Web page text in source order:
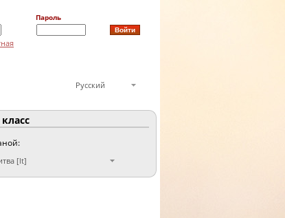
Пароль
Русский
[lt]